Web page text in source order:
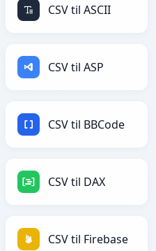
CSV til ASCII
CSV til ASP
CSV til BBCode
CSV til DAX
CSV til Firebase